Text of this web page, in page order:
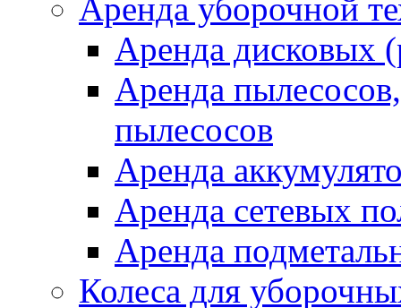
Аренда уборочной
Аренда дисковых
Аренда
пылесосов
Аренда
Аренда сетевых
Аренда
Колеса для